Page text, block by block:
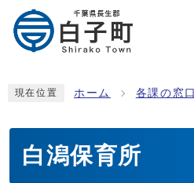
現在位置 ホーム 各課の窓口
白潟保育所